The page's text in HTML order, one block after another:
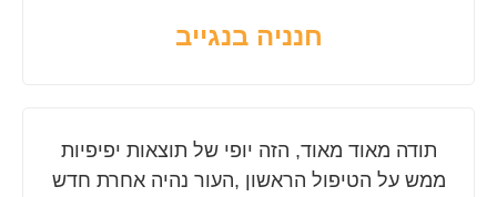
חנניה בנגייב
תודה מאוד מאוד, הזה יופי של תוצאות יפיפיות
ממש על הטיפול הראשון ,העור נהיה אחרת חדש